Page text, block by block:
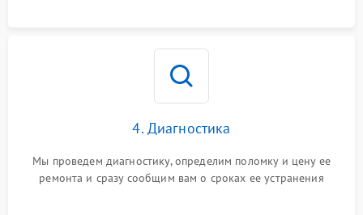
4. Диагностика
Мы проведем диагностику, определим поломку и цену ее
ремонта и сразу сообщим вам о сроках ее устранения